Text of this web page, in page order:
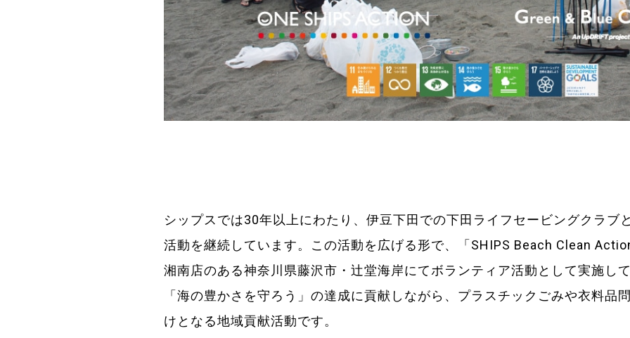
シップスでは30年以上にわたり、伊豆下田での下田ライフセービングクラブ
活動を継続しています。この活動を広げる形で、「SHIPS Beach Clean
湘南店のある神奈川県藤沢市・辻堂海岸にてボランティア活動として実施し
「海の豊かさを守ろう」の達成に貢献しながら、プラスチックごみや衣料品
けとなる地域貢献活動です。